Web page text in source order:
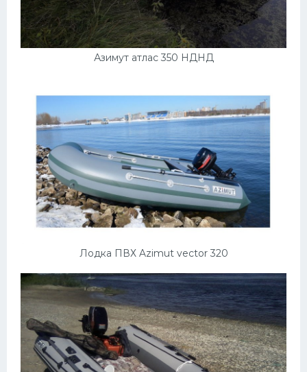
Азимут атлас 350 НДНД
Лодка ПВХ Azimut vector 320